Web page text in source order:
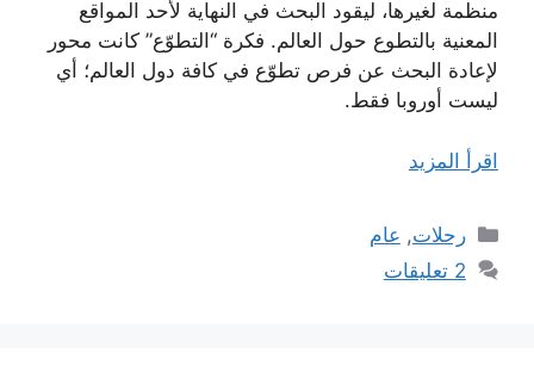
منظمة لغيرها، ليقود البحث في النهاية لأحد المواقع
المعنية بالتطوع حول العالم. فكرة “التطوّع” كانت محور
لإعادة البحث عن فرص تطوّع في كافة دول العالم؛ أي
ليست أوروبا فقط.
اقرأ المزيد
التصنيفات
رحلات, عام
2 تعليقات